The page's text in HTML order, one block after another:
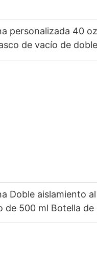
personalizada 40
de vacío de
aislada de
Doble aislamiento
de 500 ml Botella de
inoxidable con